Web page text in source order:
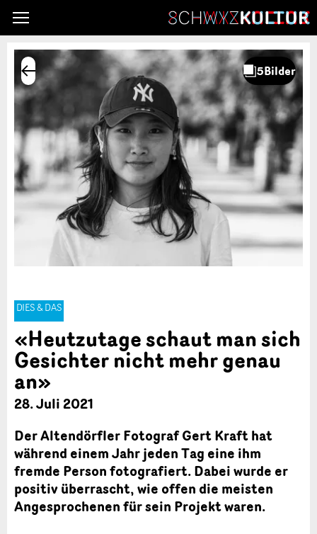
DIES & DAS
«Heutzutage schaut man sich
Gesichter nicht mehr genau
an»
28. Juli 2021
Der Altendörfler Fotograf Gert Kraft hat
während einem Jahr jeden Tag eine ihm
fremde Person fotografiert. Dabei wurde er
positiv überrascht, wie offen die meisten
Angesprochenen für sein Projekt waren.